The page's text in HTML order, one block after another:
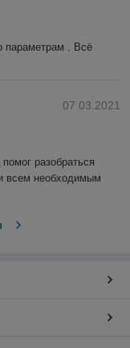
параметрам . Всё
07.03.2021
разобраться
всем необходимым